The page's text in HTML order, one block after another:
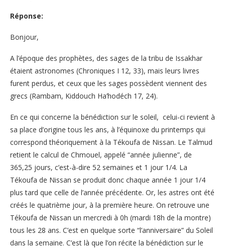
Réponse:
Bonjour,
A l’époque des prophètes, des sages de la tribu de Issakhar
étaient astronomes (Chroniques I 12, 33), mais leurs livres
furent perdus, et ceux que les sages possèdent viennent des
grecs (Rambam, Kiddouch Ha’hodéch 17, 24).
En ce qui concerne la bénédiction sur le soleil, celui-ci revient à
sa place d’origine tous les ans, à l’équinoxe du printemps qui
correspond théoriquement à la Tékoufa de Nissan. Le Talmud
retient le calcul de Chmouel, appelé “année julienne”, de
365,25 jours, c’est-à-dire 52 semaines et 1 jour 1/4. La
Tékoufa de Nissan se produit donc chaque année 1 jour 1/4
plus tard que celle de l’année précédente. Or, les astres ont été
créés le quatrième jour, à la première heure. On retrouve une
Tékoufa de Nissan un mercredi à 0h (mardi 18h de la montre)
tous les 28 ans. C’est en quelque sorte “l’anniversaire” du Soleil
dans la semaine. C’est là que l’on récite la bénédiction sur le